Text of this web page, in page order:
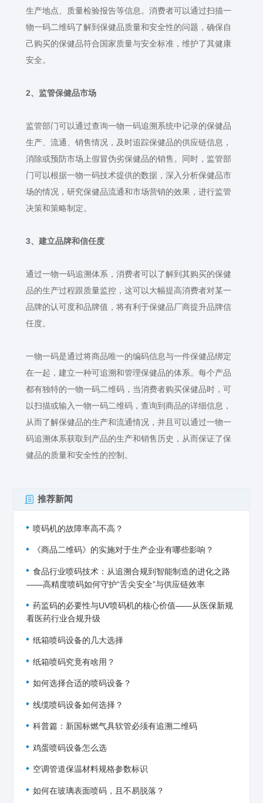
生产地点、质量检验报告等信息。消费者可以通过扫描一
物一码二维码了解到保健品质量和安全性的问题，确保自
己购买的保健品符合国家质量与安全标准，维护了其健康
安全。
2、监管保健品市场
监管部门可以通过查询一物一码追溯系统中记录的保健品
生产、流通、销售情况，及时追踪保健品的供应链信息，
消除或预防市场上假冒伪劣保健品的销售。同时，监管部
门可以根据一物一码技术提供的数据，深入分析保健品市
场的情况，研究保健品流通和市场营销的效果，进行监管
决策和策略制定。
3、建立品牌和信任度
通过一物一码追溯体系，消费者可以了解到其购买的保健
品的生产过程跟质量监控，这可以大幅提高消费者对某一
品牌的认可度和品牌值，将有利于保健品厂商提升品牌信
任度。
一物一码是通过将商品唯一的编码信息与一件保健品绑定
在一起，建立一种可追溯和管理保健品的体系。每个产品
都有独特的一物一码二维码，当消费者购买保健品时，可
以扫描或输入一物一码二维码，查询到商品的详细信息，
从而了解保健品的生产和流通情况，并且可以通过一物一
码追溯体系获取到产品的生产和销售历史，从而保证了保
健品的质量和安全性的控制。
推荐新闻
喷码机的故障率高不高？
《商品二维码》的实施对于生产企业有哪些影响？
食品行业喷码技术：从追溯合规到智能制造的进化之路
——高精度喷码如何守护“舌尖安全”与供应链效率
药监码的必要性与UV喷码机的核心价值——从医保新规
看医药行业合规升级
纸箱喷码设备的几大选择
纸箱喷码究竟有啥用？
如何选择合适的喷码设备？
线缆喷码设备如何选择？
科普篇：新国标燃气具软管必须有追溯二维码
鸡蛋喷码设备怎么选
空调管道保温材料规格参数标识
如何在玻璃表面喷码，且不易脱落？